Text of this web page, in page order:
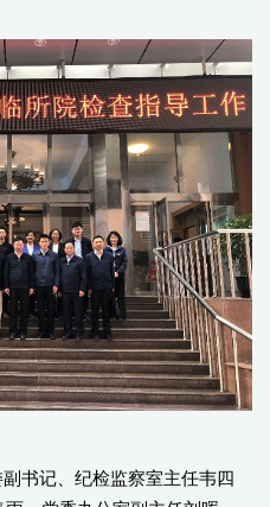
书记、纪检监察室主任韦四